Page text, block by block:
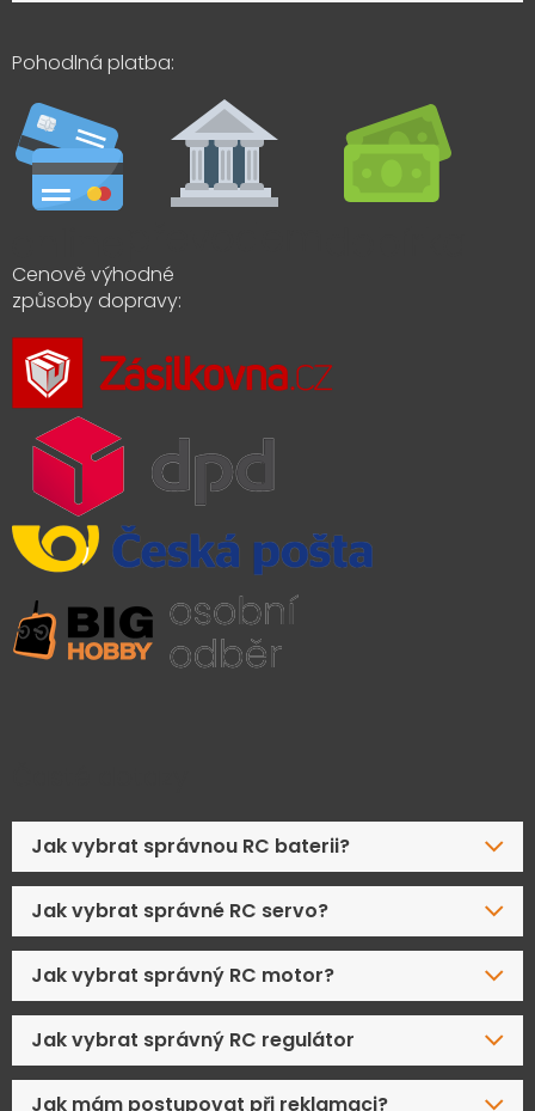
Pohodlná platba:
Cenově výhodné
způsoby dopravy:
Jak vybrat správnou RC baterii?
Jak vybrat správné RC servo?
Jak vybrat správný RC motor?
Jak vybrat správný RC regulátor
Jak mám postupovat při reklamaci?